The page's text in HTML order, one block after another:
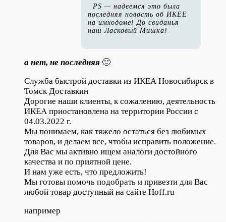
PS — надеемся это была
последняя новость об ИКЕЕ
на имходоме! До свиданья
наш Ласковый Мишка!
а нет, не последняя 🙂
Служба быстрой доставки из ИКЕА Новосибирск в
Томск Доставкин
Дорогие наши клиенты, к сожалению, деятельность
ИКЕА приостановлена на территории России с
04.03.2022 г.
Мы понимаем, как тяжело остаться без любимых
товаров, и делаем все, чтобы исправить положение.
Для Вас мы активно ищем аналоги достойного
качества и по приятной цене.
И нам уже есть, что предложить!
Мы готовы помочь подобрать и привезти для Вас
любой товар доступный на сайте Hoff.ru
например